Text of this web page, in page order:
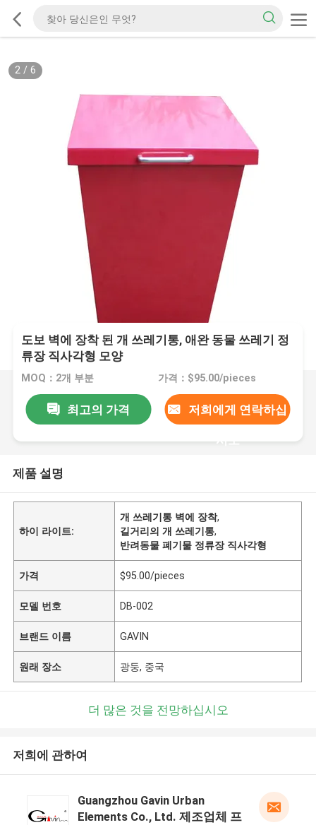
2/ 6
도보 벽에 장착 된 개 쓰레기통, 애완 동물 쓰레기 정
류장 직사각형 모양
MOQ：2개 부분 가격：$95.00/pieces
최고의 가격 저희에게 연락하십
시오
제품 설명
하이 라이트:
개 쓰레기통 벽에 장착,
길거리의 개 쓰레기통,
반려동물 폐기물 정류장 직사각형
가격 $95.00/pieces
모델 번호 DB-002
브랜드 이름 GAVIN
원래 장소 광둥, 중국
더 많은 것을 전망하십시오
저희에 관하여
Guangzhou Gavin Urban
Elements Co., Ltd. 제조업체 프